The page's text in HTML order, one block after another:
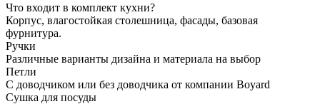
Что входит в комплект кухни?
Корпус, влагостойкая столешница, фасады, базовая
фурнитура.
Ручки
Различные варианты дизайна и материала на выбор
Петли
С доводчиком или без доводчика от компании Boyard
Сушка для посуды